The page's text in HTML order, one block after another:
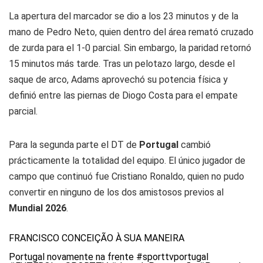
La apertura del marcador se dio a los 23 minutos y de la
mano de Pedro Neto, quien dentro del área remató cruzado
de zurda para el 1-0 parcial. Sin embargo, la paridad retornó
15 minutos más tarde. Tras un pelotazo largo, desde el
saque de arco, Adams aprovechó su potencia física y
definió entre las piernas de Diogo Costa para el empate
parcial.
Para la segunda parte el DT de Portugal cambió
prácticamente la totalidad del equipo. El único jugador de
campo que continuó fue Cristiano Ronaldo, quien no pudo
convertir en ninguno de los dos amistosos previos al
Mundial 2026.
FRANCISCO CONCEIÇÃO À SUA MANEIRA
Portugal novamente na frente #sporttvportugal